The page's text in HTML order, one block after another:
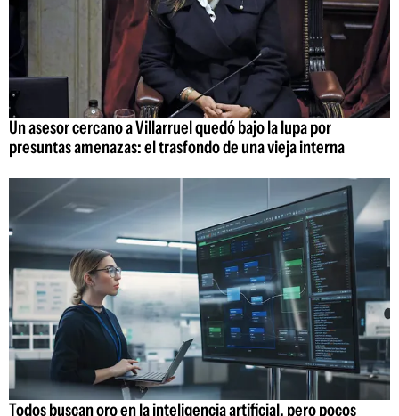
Un asesor cercano a Villarruel quedó bajo la lupa por
presuntas amenazas: el trasfondo de una vieja interna
Todos buscan oro en la inteligencia artificial, pero pocos